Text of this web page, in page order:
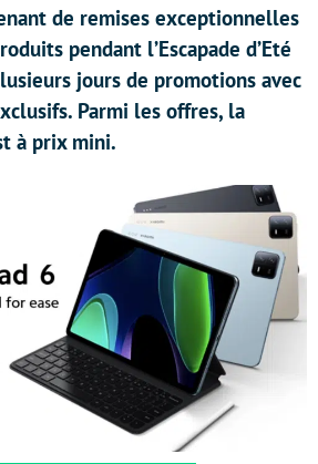
de remises exceptionnelles
pendant l’Escapade d’Eté
jours de promotions avec
Parmi les offres, la
à prix mini.